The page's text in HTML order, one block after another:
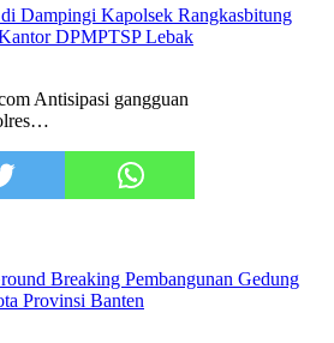
Dampingi Kapolsek Rangkasbitung
DPMPTSP Lebak
Antisipasi gangguan
Breaking Pembangunan Gedung
Provinsi Banten